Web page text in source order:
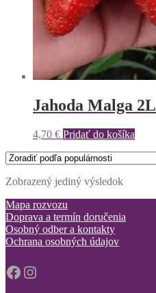
Jahoda Malga 2L
4,70 € Pridať do košíka
Zobrazený jediný výsledok
Mapa rozvozu
Doprava a termín doručenia
Osobný odber a kontakty
Ochrana osobných údajov
Facebook
Instagram